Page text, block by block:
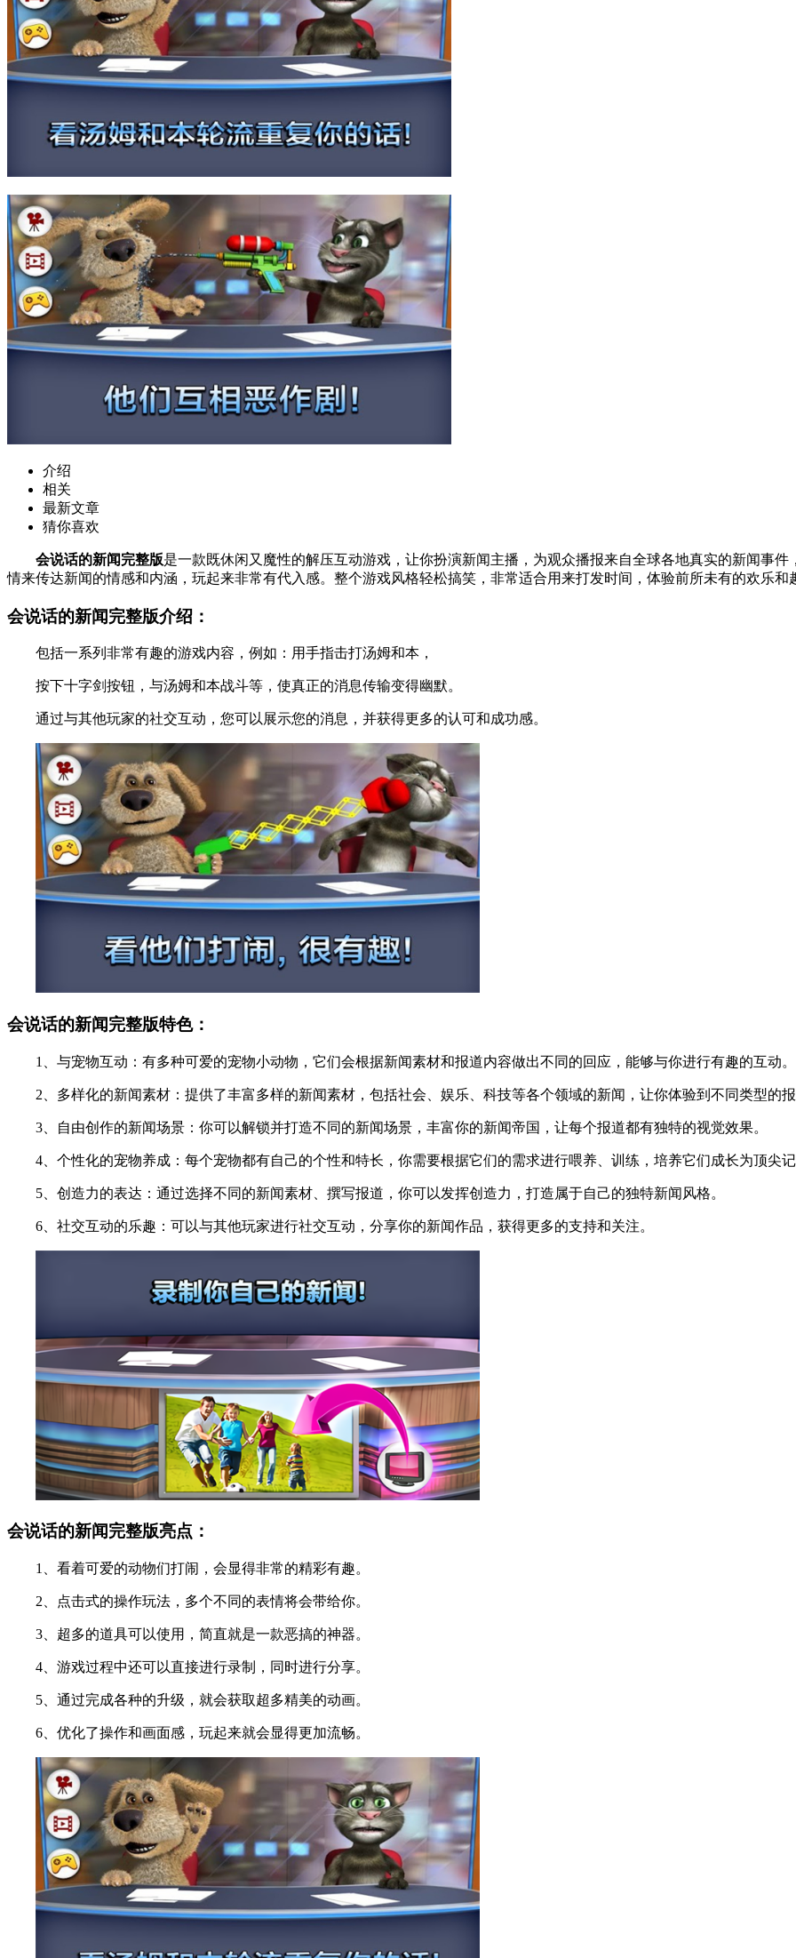
介绍
相关
最新文章
猜你喜欢
会说话的新闻完整版是一款既休闲又魔性的解压互动游戏，让你扮演新闻主播，为观众播报来自全球各地真实的新闻事
情来传达新闻的情感和内涵，玩起来非常有代入感。整个游戏风格轻松搞笑，非常适合用来打发时间，体验前所未有的欢乐和
会说话的新闻完整版介绍：
包括一系列非常有趣的游戏内容，例如：用手指击打汤姆和本，
按下十字剑按钮，与汤姆和本战斗等，使真正的消息传输变得幽默。
通过与其他玩家的社交互动，您可以展示您的消息，并获得更多的认可和成功感。
会说话的新闻完整版特色：
1、与宠物互动：有多种可爱的宠物小动物，它们会根据新闻素材和报道内容做出不同的回应，能够与你进行有趣的互动。
2、多样化的新闻素材：提供了丰富多样的新闻素材，包括社会、娱乐、科技等各个领域的新闻，让你体验到不同类型的报
3、自由创作的新闻场景：你可以解锁并打造不同的新闻场景，丰富你的新闻帝国，让每个报道都有独特的视觉效果。
4、个性化的宠物养成：每个宠物都有自己的个性和特长，你需要根据它们的需求进行喂养、训练，培养它们成长为顶尖记
5、创造力的表达：通过选择不同的新闻素材、撰写报道，你可以发挥创造力，打造属于自己的独特新闻风格。
6、社交互动的乐趣：可以与其他玩家进行社交互动，分享你的新闻作品，获得更多的支持和关注。
会说话的新闻完整版亮点：
1、看着可爱的动物们打闹，会显得非常的精彩有趣。
2、点击式的操作玩法，多个不同的表情将会带给你。
3、超多的道具可以使用，简直就是一款恶搞的神器。
4、游戏过程中还可以直接进行录制，同时进行分享。
5、通过完成各种的升级，就会获取超多精美的动画。
6、优化了操作和画面感，玩起来就会显得更加流畅。